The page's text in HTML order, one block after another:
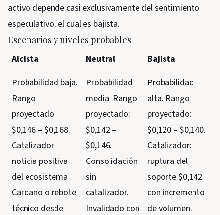
activo depende casi exclusivamente del sentimiento
especulativo, el cual es bajista.
Escenarios y niveles probables
Alcista Neutral
Bajista
Probabilidad baja.
Rango
proyectado:
$0,146 – $0,168.
Catalizador:
noticia positiva
del ecosistema
Cardano o rebote
técnico desde
Probabilidad
media. Rango
proyectado:
$0,142 –
$0,146.
Consolidación
sin
catalizador.
Invalidado con
Probabilidad
alta. Rango
proyectado:
$0,120 – $0,140.
Catalizador:
ruptura del
soporte $0,142
con incremento
de volumen.